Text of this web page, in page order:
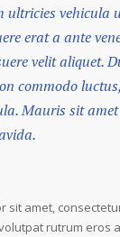
ultricies vehicula
erat a ante
velit aliquet.
commodo
Mauris sit amet
sit amet,
rutrum eros